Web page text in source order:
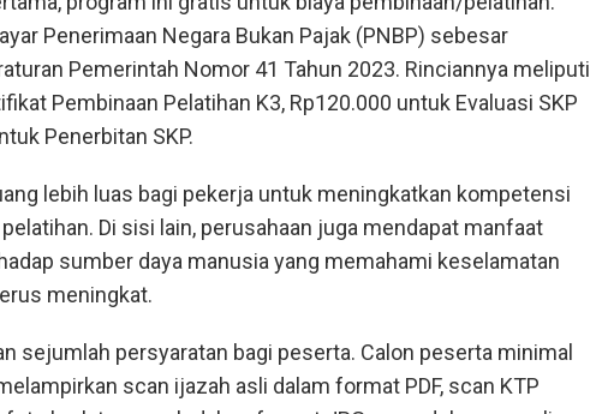
Penerimaan Negara Bukan Pajak (PNBP) sebesar
Pemerintah Nomor 41 Tahun 2023. Rinciannya meliputi
Pembinaan Pelatihan K3, Rp120.000 untuk Evaluasi SKP
Penerbitan SKP.
lebih luas bagi pekerja untuk meningkatkan kompetensi
Di sisi lain, perusahaan juga mendapat manfaat
sumber daya manusia yang memahami keselamatan
meningkat.
sejumlah persyaratan bagi peserta. Calon peserta minimal
scan ijazah asli dalam format PDF, scan KTP